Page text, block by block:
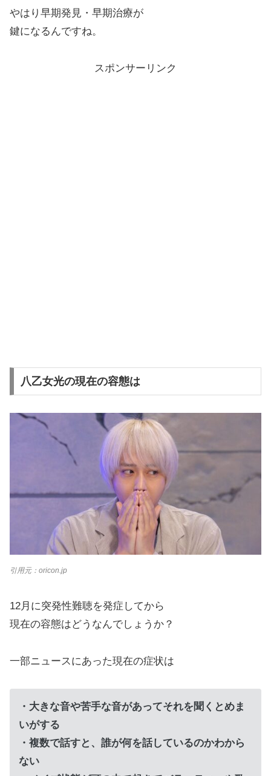
やはり早期発見・早期治療が
鍵になるんですね。
スポンサーリンク
八乙女光の現在の容態は
引用元：oricon.jp
12月に突発性難聴を発症してから
現在の容態はどうなんでしょうか？
一部ニュースにあった現在の症状は
・大きな音や苦手な音があってそれを聞くとめま
いがする
・複数で話すと、誰が何を話しているのかわから
ない